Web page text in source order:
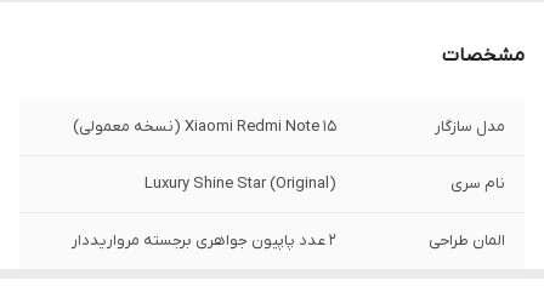
مشخصات
مدل سازگار Xiaomi Redmi Note 15 (نسخه معمولی)
نام سری Luxury Shine Star (Original)
المان طراحی ۲ عدد پاپیون جواهری برجسته مرواریددار